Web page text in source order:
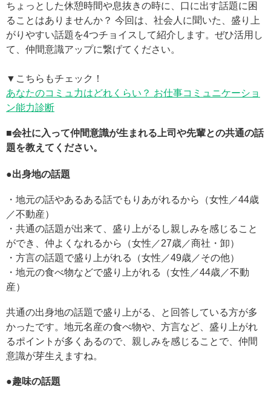
ちょっとした休憩時間や息抜きの時に、口に出す話題に困
ることはありませんか？ 今回は、社会人に聞いた、盛り上
がりやすい話題を4つチョイスして紹介します。ぜひ活用し
て、仲間意識アップに繋げてください。
▼こちらもチェック！
あなたのコミュ力はどれくらい？ お仕事コミュニケーショ
ン能力診断
■会社に入って仲間意識が生まれる上司や先輩との共通の話
題を教えてください。
●出身地の話題
・地元の話やあるある話でもりあがれるから（女性／44歳
／不動産）
・共通の話題が出来て、盛り上がるし親しみを感じること
ができ、仲よくなれるから（女性／27歳／商社・卸）
・方言の話題で盛り上がれる（女性／49歳／その他）
・地元の食べ物などで盛り上がれる（女性／44歳／不動
産）
共通の出身地の話題で盛り上がる、と回答している方が多
かったです。地元名産の食べ物や、方言など、盛り上がれ
るポイントが多くあるので、親しみを感じることで、仲間
意識が芽生えますね。
●趣味の話題